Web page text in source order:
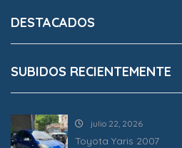
DESTACADOS
SUBIDOS RECIENTEMENTE
julio 22, 2026
Toyota Yaris 2007